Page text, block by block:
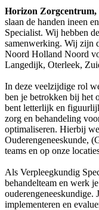
Horizon Zorgcentrum,
slaan de handen ineen en
Specialist. Wij hebben
samenwerking. Wij zijn
Noord Holland Noord
Langedijk, Oterleek,
In deze veelzijdige rol
ben je betrokken bij het
bent letterlijk en
zorg en behandeling
optimaliseren. Hierbij
Ouderengeneeskunde,
teams en op onze
Als Verpleegkundig S
behandelteam en werk
ouderengeneeskundige.
implementeren en